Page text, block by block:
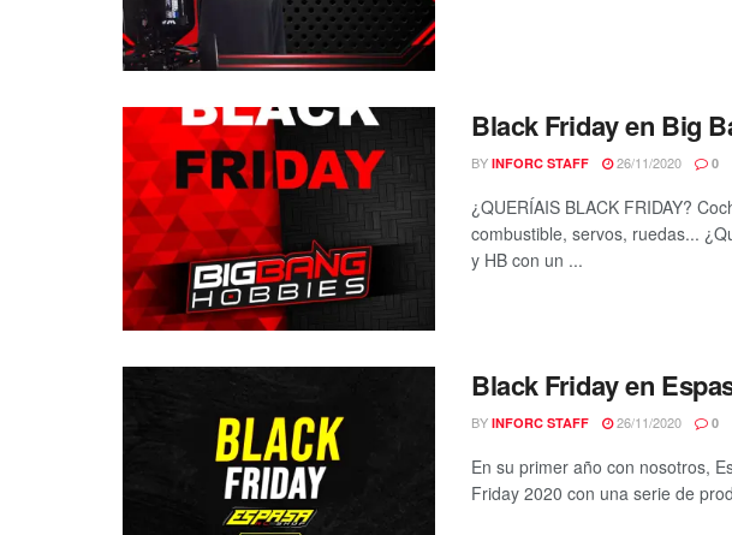
Black Friday en Big
BY INFORC STAFF 26/11/2020 0
¿QUERÍAIS BLACK FRIDAY?
combustible, servos, ruedas...
y HB con un ...
Black Friday en
BY INFORC STAFF 26/11/2020 0
En su primer año con nosotros,
Friday 2020 con una serie de